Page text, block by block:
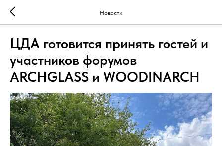
Новости
ЦДА готовится принять гостей и
участников форумов
ARCHGLASS и WOODINARCH